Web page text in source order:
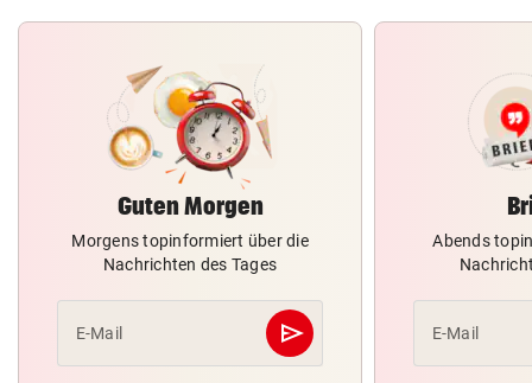
Guten Morgen
Morgens topinformiert über die
Nachrichten des Tages
E-Mail send
Abschicken
Abends
E-Mail